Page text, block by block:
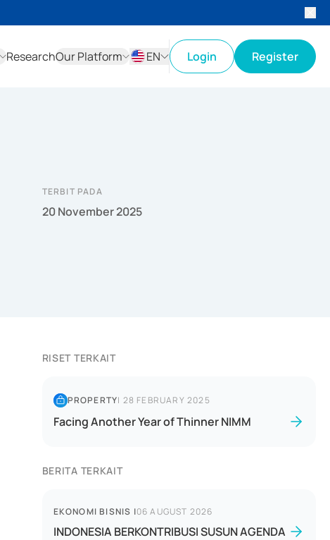
ResearchOur Platform
EN
Login Register
TERBIT PADA
20 November 2025
RISET TERKAIT
PROPERTY| 28 FEBRUARY 2025
Facing Another Year of Thinner NIMM
BERITA TERKAIT
EKONOMI BISNIS |06 AUGUST 2026
INDONESIA BERKONTRIBUSI SUSUN AGENDA